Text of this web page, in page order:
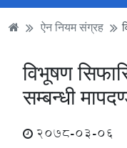
ऐन नियम संग्रह
विभूषण
सम्बन्धी
2078-03-06